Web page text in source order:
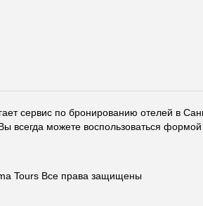
сервис по бронированию отелей в
всегда можете воспользоваться
Tours Все права защищены